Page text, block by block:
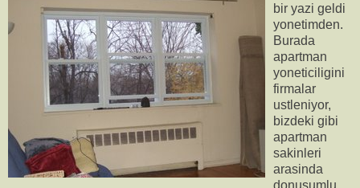
bir yazi geldi
yonetimden.
Burada
apartman
yoneticiligini
firmalar
ustleniyor,
bizdeki gibi
apartman
sakinleri
arasinda
donusumlu